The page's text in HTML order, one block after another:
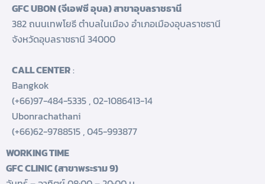
GFC UBON (จีเอฟซี อุบล) สาขาอุบลราชธานี
382 ถนนเทพโยธี ตำบลในเมือง อำเภอเมืองอุบลราชธานี
จังหวัดอุบลราชธานี 34000
CALL CENTER:
Bangkok
(+66)97-484-5335,02-1086413-14
Ubonrachathani
(+66)62-9788515,045-993877
WORKING TIME
GFC CLINIC (สาขาพระราม 9)